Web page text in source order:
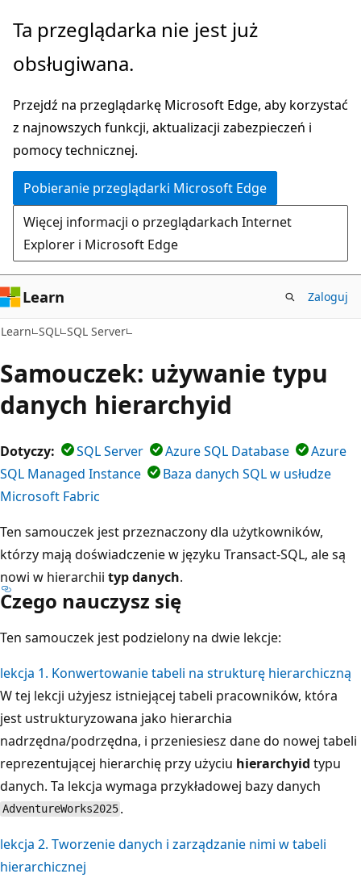
Przejdź
głównej
Ta przeglądarka nie jest już
obsługiwana.
Przejdź na przeglądarkę Microsoft Edge, aby korzystać
z najnowszych funkcji, aktualizacji zabezpieczeń i
pomocy technicznej.
Pobieranie przeglądarki Microsoft Edge
Więcej informacji o przeglądarkach Internet
Explorer i Microsoft Edge
Learn Zaloguj
Learn SQL SQL Server
Samouczek: używanie typu
danych hierarchyid
Dotyczy: SQL Server Azure SQL Database
Azure
SQL Managed Instance
Baza danych SQL w usłudze
Microsoft Fabric
Ten samouczek jest przeznaczony dla użytkowników,
którzy mają doświadczenie w języku Transact-SQL, ale są
nowi w hierarchii typ danych.
Czego nauczysz się
Ten samouczek jest podzielony na dwie lekcje:
lekcja 1. Konwertowanie tabeli na strukturę hierarchiczną
W tej lekcji użyjesz istniejącej tabeli pracowników, która
jest ustrukturyzowana jako hierarchia
nadrzędna/podrzędna, i przeniesiesz dane do nowej tabeli
reprezentującej hierarchię przy użyciu hierarchyid typu
danych. Ta lekcja wymaga przykładowej bazy danych
AdventureWorks2025 .
lekcja 2. Tworzenie danych i zarządzanie nimi w tabeli
hierarchicznej